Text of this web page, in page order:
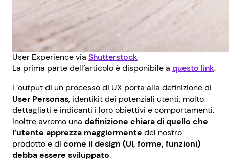
User Experience via Shutterstock
La prima parte dell’articolo è disponibile a questo link.
L’output di un processo di UX porta alla definizione di
User Personas, identikit dei potenziali utenti, molto
dettagliati e indicanti i loro obiettivi e comportamenti.
Inoltre avremo una definizione chiara di quello che
l’utente apprezza maggiormente del nostro
prodotto e di come il design (UI, forme, funzioni)
debba essere sviluppato.